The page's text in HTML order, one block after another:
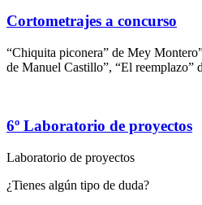
Cortometrajes a concurso
“Chiquita piconera” de Mey
de Manuel Castillo”, “El reemplazo”
6º Laboratorio de proyectos
Laboratorio de proyectos
¿Tienes algún tipo de duda?